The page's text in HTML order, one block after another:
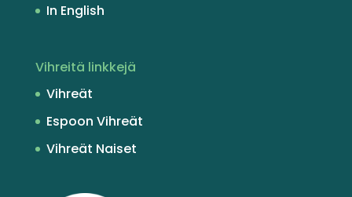
In English
Vihreitä linkkejä
Vihreät
Espoon Vihreät
Vihreät Naiset